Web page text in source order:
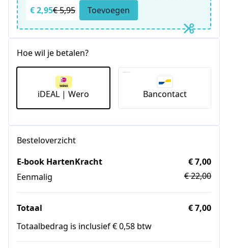
€ 2,95€ 5,95 Toevoegen
Hoe wil je betalen?
iDEAL | Wero Bancontact
Besteloverzicht
E-book HartenKracht
Eenmalig
€ 7,00
€ 22,00
Totaal
€ 7,00
Totaalbedrag is inclusief € 0,58 btw